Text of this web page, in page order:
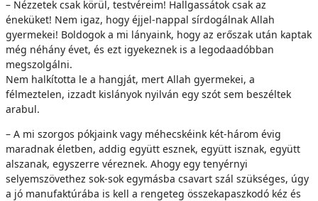
– Nézzetek csak körül, testvéreim! Hallgassátok csak az
éneküket! Nem igaz, hogy éjjel-nappal sírdogálnak Allah
gyermekei! Boldogok a mi lányaink, hogy az erőszak után kaptak
még néhány évet, és ezt igyekeznek is a legodaadóbban
megszolgálni.
Nem halkította le a hangját, mert Allah gyermekei, a
félmeztelen, izzadt kislányok nyilván egy szót sem beszéltek
arabul.
– A mi szorgos pókjaink vagy méhecskéink két-három évig
maradnak életben, addig együtt esznek, együtt isznak, együtt
alszanak, egyszerre véreznek. Ahogy egy tenyérnyi
selyemszövethez sok-sok egymásba csavart szál szükséges, úgy
a jó manufaktúrába is kell a rengeteg összekapaszkodó kéz és